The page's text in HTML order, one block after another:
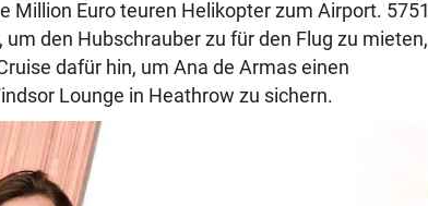
Million Euro teuren Helikopter zum Airport. 5751
den Hubschrauber zu für den Flug zu mieten,
dafür hin, um Ana de Armas einen
Lounge in Heathrow zu sichern.